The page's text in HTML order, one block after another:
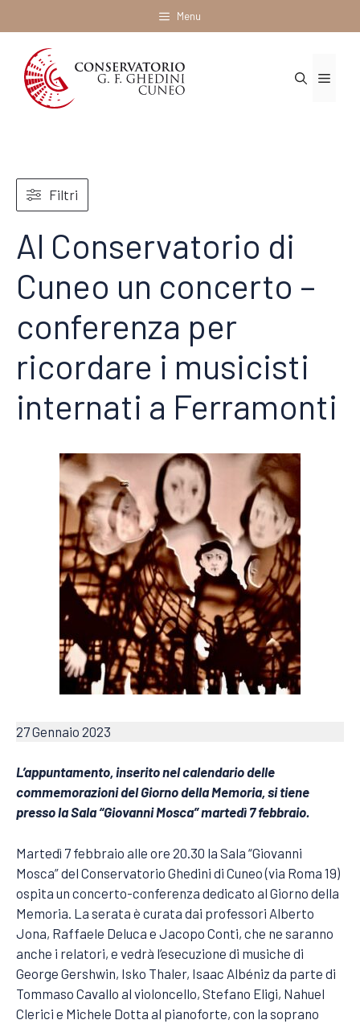
al
contenuto
Menu
Menu
Filtri
Al Conservatorio di
Cuneo un concerto –
conferenza per
ricordare i musicisti
internati a Ferramonti
27 Gennaio 2023
L’appuntamento, inserito nel calendario delle
commemorazioni del Giorno della Memoria, si tiene
presso la Sala “Giovanni Mosca” martedì 7 febbraio.
Martedì 7 febbraio alle ore 20.30 la Sala “Giovanni
Mosca” del Conservatorio Ghedini di Cuneo (via Roma 19)
ospita un concerto-conferenza dedicato al Giorno della
Memoria. La serata è curata dai professori Alberto
Jona, Raffaele Deluca e Jacopo Conti, che ne saranno
anche i relatori, e vedrà l’esecuzione di musiche di
George Gershwin, Isko Thaler, Isaac Albéniz da parte di
Tommaso Cavallo al violoncello, Stefano Eligi, Nahuel
Clerici e Michele Dotta al pianoforte, con la soprano